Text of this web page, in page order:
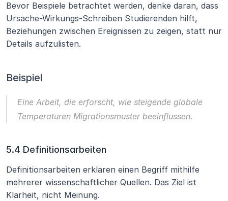
Bevor Beispiele betrachtet werden, denke daran, dass
Ursache-Wirkungs-Schreiben Studierenden hilft,
Beziehungen zwischen Ereignissen zu zeigen, statt nur
Details aufzulisten.
Beispiel
Eine Arbeit, die erforscht, wie steigende globale
Temperaturen Migrationsmuster beeinflussen.
5.4 Definitionsarbeiten
Definitionsarbeiten erklären einen Begriff mithilfe
mehrerer wissenschaftlicher Quellen. Das Ziel ist
Klarheit, nicht Meinung.